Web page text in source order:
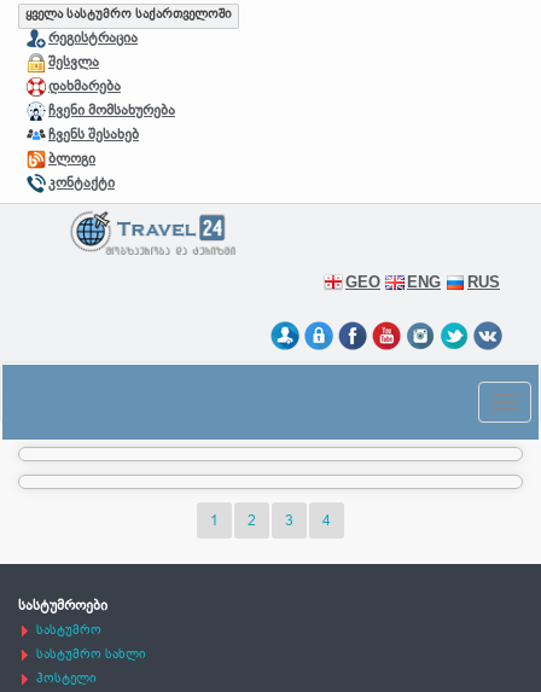
ყველა სასტუმრო საქართველოში
რეგისტრაცია
შესვლა
დახმარება
ჩვენი მომსახურება
ჩვენს შესახებ
ბლოგი
კონტაქტი
GEO ENG RUS
1 2 3 4
სასტუმროები
სასტუმრო
სასტუმრო სახლი
ჰოსტელი